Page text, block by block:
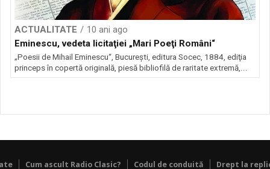
ACTUALITATE
10 ani ago
Eminescu, vedeta licitaţiei „Mari Poeţi Români“
„Poesii de Mihail Eminescu“, Bucureşti, editura Socec, 1884, ediţia
princeps în copertă originală, piesă bibliofilă de raritate extremă,...
Cum ascult Radio Clasic? Codul de conduită Drept la